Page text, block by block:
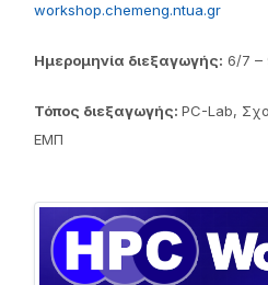
workshop.chemeng.ntua.gr
Ημερομηνία διεξαγωγής: 6/7 –
Τόπος διεξαγωγής: PC-Lab,
ΕΜΠ